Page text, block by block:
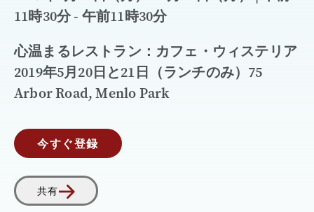
11時30分 - 午前11時30分
心温まるレストラン：カフェ・ウィステリア
2019年5月20日と21日（ランチのみ）75
Arbor Road, Menlo Park
今すぐ登録
共有